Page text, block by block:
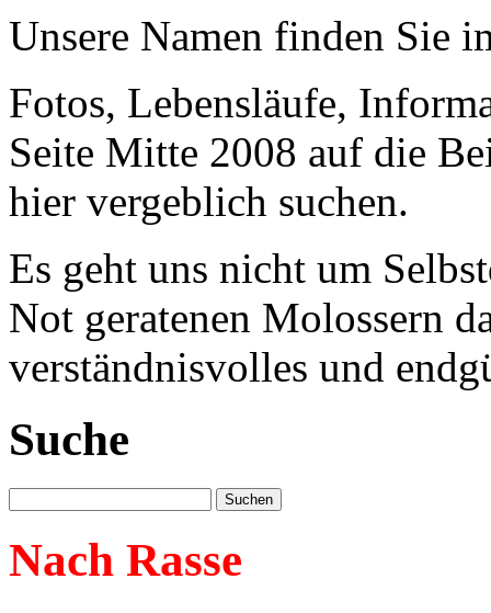
Unsere Namen finden Sie
Fotos, Lebensläufe,
Seite Mitte 2008 auf die
hier vergeblich suchen.
Es geht uns nicht um
Not geratenen Molossern
verständnisvolles und
Suche
Nach Rasse